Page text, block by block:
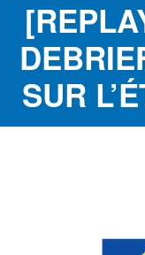
SUR